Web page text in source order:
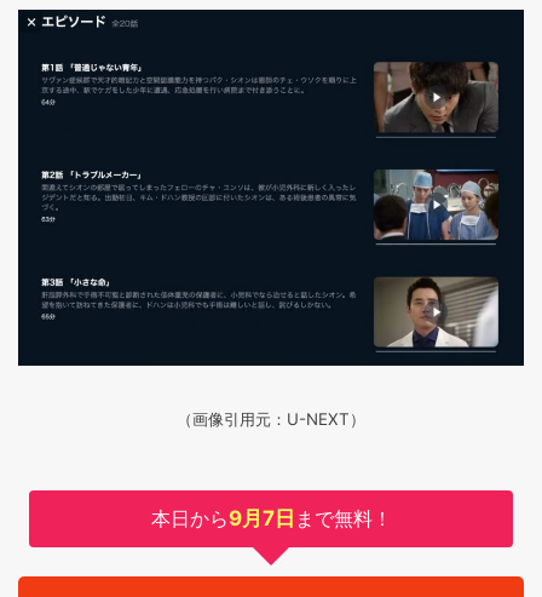
（画像引用元：U-NEXT）
本日から9月7日 まで無料！